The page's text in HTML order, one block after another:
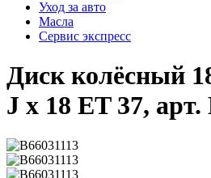
Уход за авто
Масла
Сервис экспресс
Диск колёсный
J x 18 ET 37, арт.